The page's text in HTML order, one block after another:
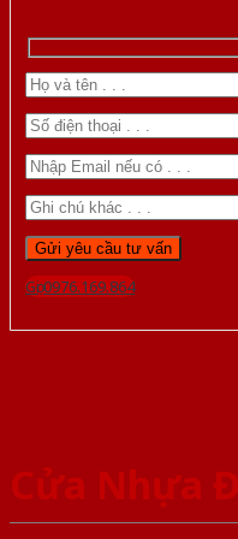
Gọi 0976.169.864
Cửa Nhựa